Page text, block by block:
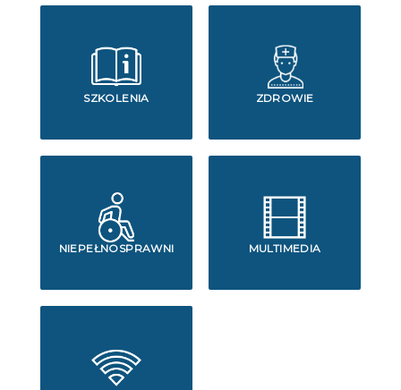
SZKOLENIA ZDROWIE
NIEPEŁNOSPRAWNI MULTIMEDIA